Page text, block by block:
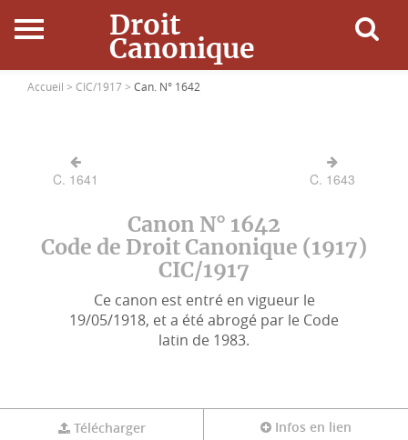
Droit
Canonique
Accueil
Ressources
Accueil > CIC/1917 > Can. N° 1642
C. 1641 C. 1643
Canon N° 1642
Code de Droit Canonique (1917)
CIC/1917
Ce canon est entré en vigueur le
19/05/1918, et a été abrogé par le Code
latin de 1983.
Télécharger Infos en lien